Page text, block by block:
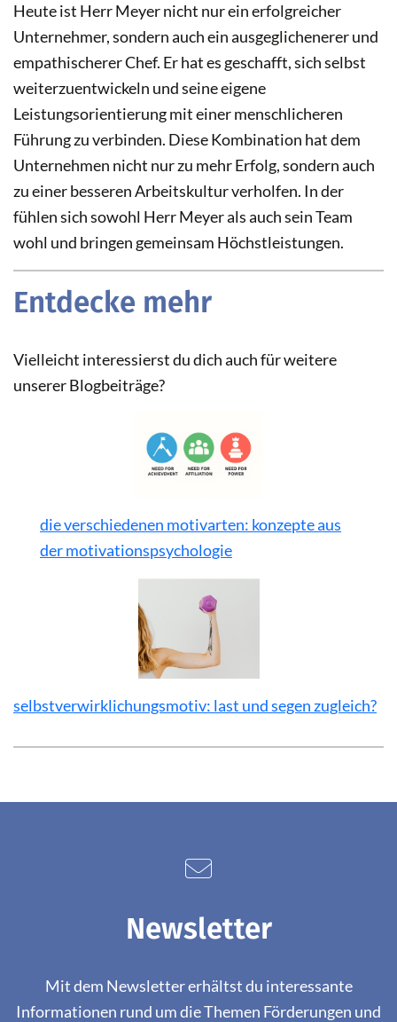
Heute ist Herr Meyer nicht nur ein erfolgreicher
Unternehmer, sondern auch ein ausgeglichenerer und
empathischerer Chef. Er hat es geschafft, sich selbst
weiterzuentwickeln und seine eigene
Leistungsorientierung mit einer menschlicheren
Führung zu verbinden. Diese Kombination hat dem
Unternehmen nicht nur zu mehr Erfolg, sondern auch
zu einer besseren Arbeitskultur verholfen. In der
fühlen sich sowohl Herr Meyer als auch sein Team
wohl und bringen gemeinsam Höchstleistungen.
Entdecke mehr
Vielleicht interessierst du dich auch für weitere
unserer Blogbeiträge?
die verschiedenen motivarten: konzepte aus
der motivationspsychologie
selbstverwirklichungsmotiv: last und segen zugleich?
Newsletter
Mit dem Newsletter erhältst du interessante
Informationen rund um die Themen Förderungen und